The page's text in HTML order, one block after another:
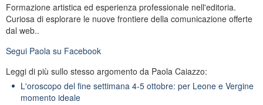
Formazione artistica ed esperienza professionale nell'editoria.
Curiosa di esplorare le nuove frontiere della comunicazione offerte
dal web..
Segui Paola su Facebook
Leggi di più sullo stesso argomento da Paola Caiazzo:
L'oroscopo del fine settimana 4-5 ottobre: per Leone e Vergine
momento ideale